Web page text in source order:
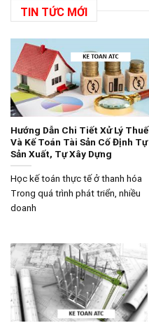
TIN TỨC MỚI
Hướng Dẫn Chi Tiết Xử Lý Thuế
Và Kế Toán Tài Sản Cố Định Tự
Sản Xuất, Tự Xây Dựng
Học kế toán thực tế ở thanh hóa
Trong quá trình phát triển, nhiều
doanh